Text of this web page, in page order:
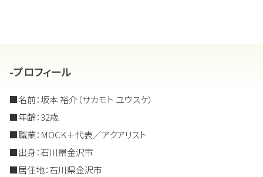
-プロフィール
■名前：坂本 裕介（サカモト ユウスケ）
■年齢：32歳
■職業：MOCK＋代表／アクアリスト
■出身：石川県金沢市
■居住地：石川県金沢市